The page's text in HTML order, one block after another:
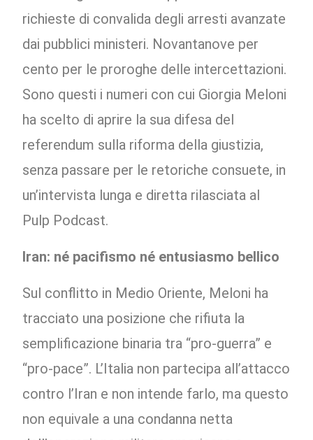
richieste di convalida degli arresti avanzate
dai pubblici ministeri. Novantanove per
cento per le proroghe delle intercettazioni.
Sono questi i numeri con cui Giorgia Meloni
ha scelto di aprire la sua difesa del
referendum sulla riforma della giustizia,
senza passare per le retoriche consuete, in
un’intervista lunga e diretta rilasciata al
Pulp Podcast.
Iran: né pacifismo né entusiasmo bellico
Sul conflitto in Medio Oriente, Meloni ha
tracciato una posizione che rifiuta la
semplificazione binaria tra “pro-guerra” e
“pro-pace”. L’Italia non partecipa all’attacco
contro l’Iran e non intende farlo, ma questo
non equivale a una condanna netta